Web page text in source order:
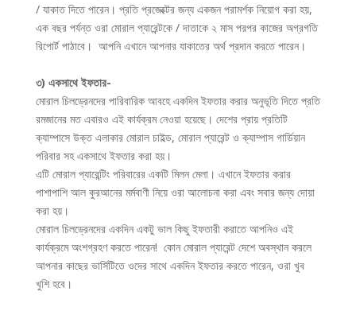
/ যাকাত দিতে পারেন। প্রতি প্রজেক্টের জন্য একজন পরামর্শক নিয়োগ করা হয়,
এক বছর পর্যন্ত ওরা মোরাল প্যারেন্টকে / দাতাকে ২ মাস পরপর কাজের অগ্রগতি
রিপোর্ট পাঠাবে। আপনি এখানে আপনার যাকাতের অর্থ প্রদান করতে পারেন।
৩) একসাথে ইফতার-
মোরাল চিলড্রেনদের পারিবারিক আবহে একদিন ইফতার করার অনুভূতি দিতে প্রতি
রমজানের মত এবারও এই কার্যক্রম নেওয়া হয়েছে। দেশের প্রায় প্রতিটি
ক্যাম্পাসে উক্ত এলাকার মোরাল চাইল্ড, মোরাল প্যারেন্ট ও ক্যাম্পাস গার্ডিয়ান
পরিবার সহ একসাথে ইফতার করা হয়।
এটি মোরাল প্যারেন্টিং পরিবারের একটি মিলন মেলা। এখানে ইফতার করার
পাশাপাশি আল কুরআনের মর্মবাণী নিয়ে ওরা আলোচনা করা এবং সবার জন্য দোয়া
করা হয়।
মোরাল চিলড্রেনদের একদিন একটু ভাল কিছু ইফতারী করাতে আপনিও এই
কার্যক্রমে অংশগ্রহণ করতে পারেন! কোন মোরাল প্যারেন্ট দেশে অবস্থান করলে
আপনার কাছের ভার্সিটিতে ওদের সাথে একদিন ইফতার করতে পারেন, ওরা খুব
খুশি হবে।